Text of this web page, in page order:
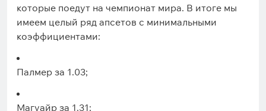
которые поедут на чемпионат мира. В итоге мы
имеем целый ряд апсетов с минимальными
коэффициентами:
Палмер за 1.03;
Магуайр за 1.31;